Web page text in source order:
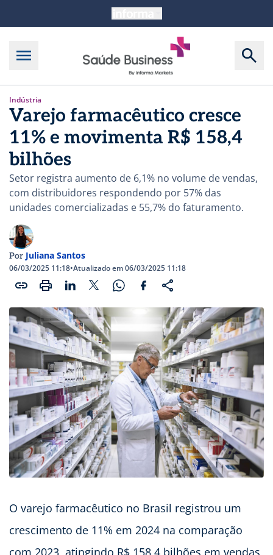
Indústria
Varejo farmacêutico cresce
11% e movimenta R$ 158,4
bilhões
Setor registra aumento de 6,1% no volume de vendas,
com distribuidores respondendo por 57% das
unidades comercializadas e 55,7% do faturamento.
Por Juliana Santos
06/03/2025 11:18•Atualizado em 06/03/2025 11:18
O varejo farmacêutico no Brasil registrou um
crescimento de 11% em 2024 na comparação
com 2023, atingindo R$ 158,4 bilhões em vendas